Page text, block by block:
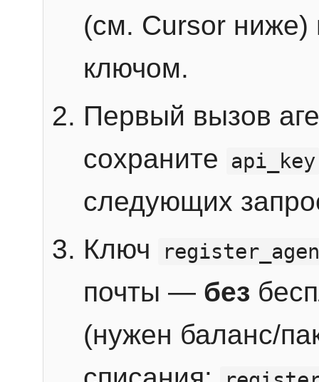
(см. Cursor ниже)
ключом.
Первый вызов
сохраните
api_key
следующих
Ключ
почты — без
(нужен баланс/